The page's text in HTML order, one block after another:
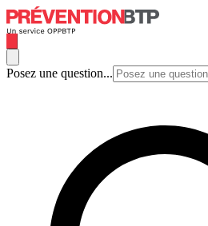
Posez une question...